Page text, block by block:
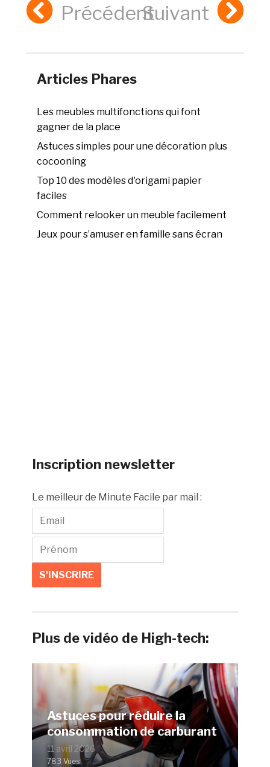
PrécédentSuivant
Articles Phares
Les meubles multifonctions qui font
gagner de la place
Astuces simples pour une décoration plus
cocooning
Top 10 des modèles d'origami papier
faciles
Comment relooker un meuble facilement
Jeux pour s’amuser en famille sans écran
Inscription newsletter
Le meilleur de Minute Facile par mail :
Plus de vidéo de High-tech:
Astuces pour réduire la
consommation de carburant
11 avril 2026
783 Vues